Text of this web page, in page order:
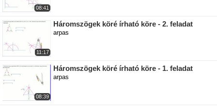
08:41
11:17
Háromszögek köré írható köre - 2. feladat
arpas
08:39
Háromszögek köré írható köre - 1. feladat
arpas